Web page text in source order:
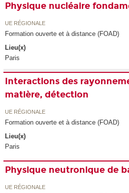
Physique nucléaire
UE RÉGIONALE
Formation ouverte et à distance (FOAD)
Lieu(x)
Paris
Interactions des
matière, détection
UE RÉGIONALE
Formation ouverte et à distance (FOAD)
Lieu(x)
Paris
Physique neutronique de
UE RÉGIONALE